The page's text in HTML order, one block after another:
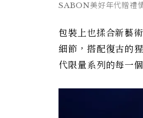
SABON美好年代贈禮
包裝上也揉合新藝
細節，搭配復古的
代限量系列的每一